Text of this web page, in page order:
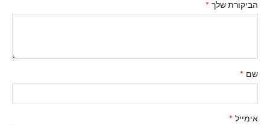
הביקורת שלך *
שם *
אימייל *